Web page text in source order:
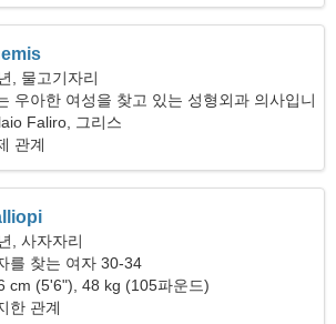
, 물고기자리
우아한 여성을 찾고 있는 성형외과 의사입니
Faliro, 그리스
관계
, 사자자리
를 찾는 여자 30-34
cm (5'6"), 48 kg (105파운드)
한 관계